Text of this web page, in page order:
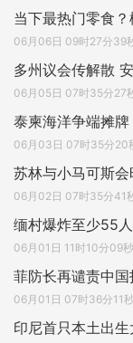
当下最热门零食
06月06日 09时27分39
多州议会传解散
06月05日 07时35分27
泰柬海洋争端摊
06月03日 07时35分20
苏林与小马可斯
06月02日 07时35分41
缅村爆炸至少55
06月01日 11时10分09秒
菲防长再谴责中
06月01日 07时36分11
印尼首只本土出